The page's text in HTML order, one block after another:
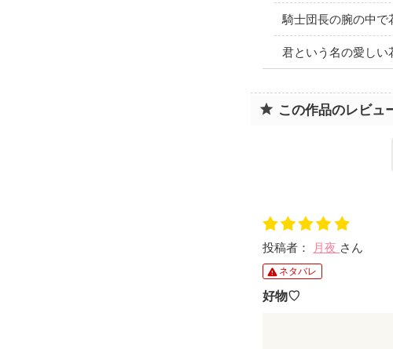
騎士団長の腕の中で
君という名の愛しい
この作品のレビュ
投稿者： 月夜 さん
ネタバレ
好物♡
溺愛、一途、堅物ど